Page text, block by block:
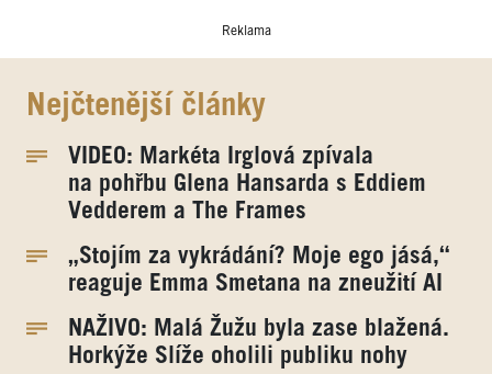
Reklama
Nejčtenější články
VIDEO: Markéta Irglová zpívala
na pohřbu Glena Hansarda s Eddiem
Vedderem a The Frames
„Stojím za vykrádání? Moje ego jásá,“
reaguje Emma Smetana na zneužití AI
NAŽIVO: Malá Žužu byla zase blažená.
Horkýže Slíže oholili publiku nohy